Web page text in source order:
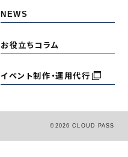
NEWS
お役立ちコラム
イベント制作・運用代行
©2026 CLOUD PASS